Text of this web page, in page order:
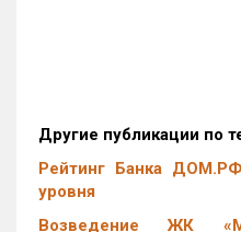
Другие публикации по
Рейтинг Банка
уровня
Возведение ЖК